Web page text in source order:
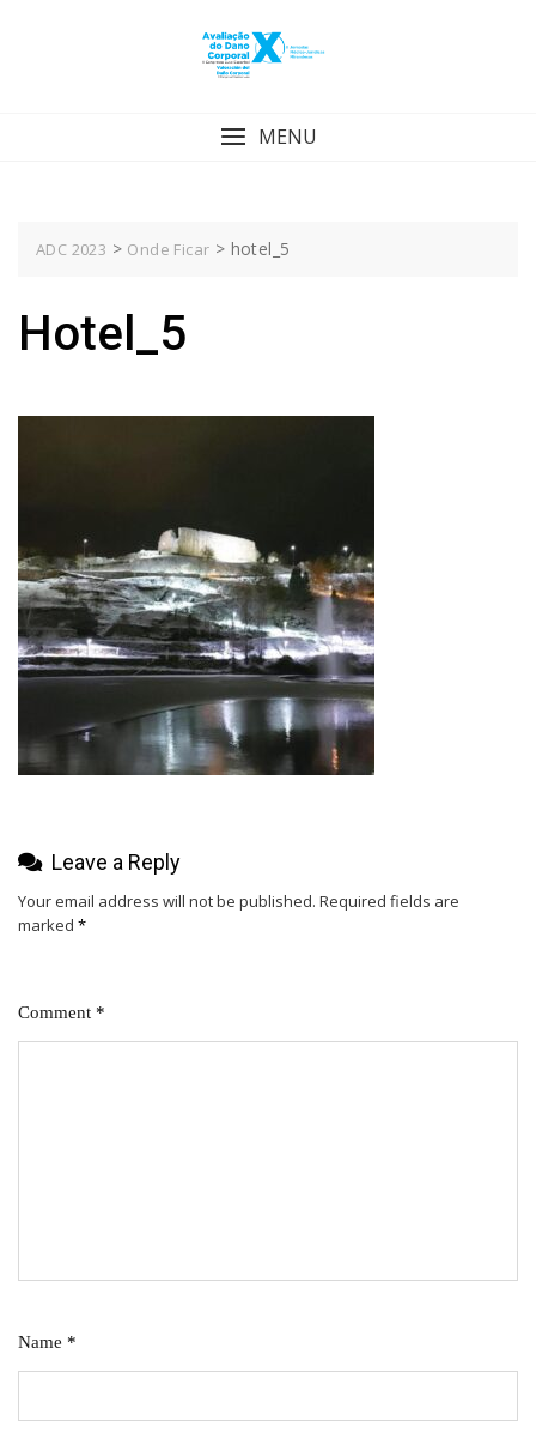
MENU
ADC 2023 > Onde Ficar > hotel_5
Hotel_5
Leave a Reply
Your email address will not be published. Required fields are
marked *
Comment *
Name *